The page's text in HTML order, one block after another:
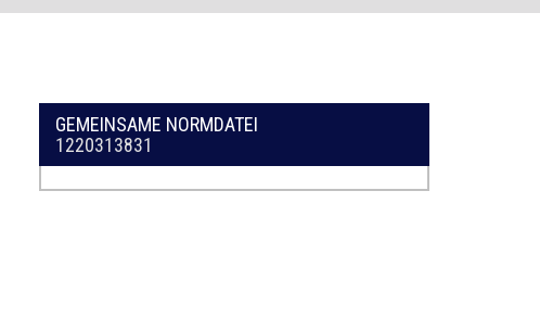
GEMEINSAME NORMDATEI
1220313831